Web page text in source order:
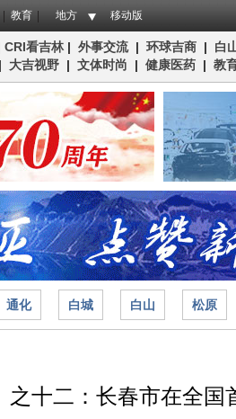
教育 地方 移动版
CRI看吉林 | 外事交流| 环球吉商 | 白
大吉视野 | 文体时尚 | 健康医药 | 教
通化 白城 白山 松原
十二：长春市在全国